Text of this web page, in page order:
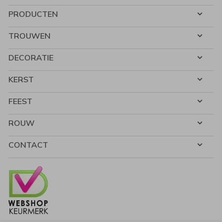
PRODUCTEN
TROUWEN
DECORATIE
KERST
FEEST
ROUW
CONTACT